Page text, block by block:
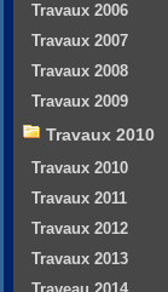
Travaux 2006
Travaux 2007
Travaux 2008
Travaux 2009
Travaux 2010
Travaux 2010
Travaux 2011
Travaux 2012
Travaux 2013